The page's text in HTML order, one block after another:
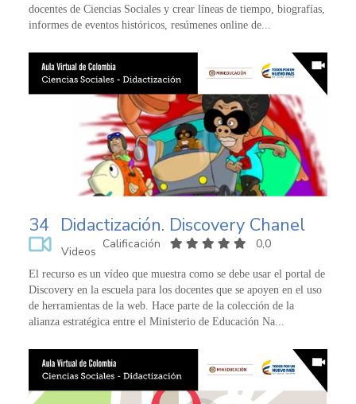
docentes de Ciencias Sociales y crear líneas de tiempo, biografías,
informes de eventos históricos, resúmenes online de...
34 Didactización. Discovery Chanel
Videos
Calificación 0,0
El recurso es un vídeo que muestra como se debe usar el portal de
Discovery en la escuela para los docentes que se apoyen en el uso
de herramientas de la web. Hace parte de la colección de la
alianza estratégica entre el Ministerio de Educación Na...